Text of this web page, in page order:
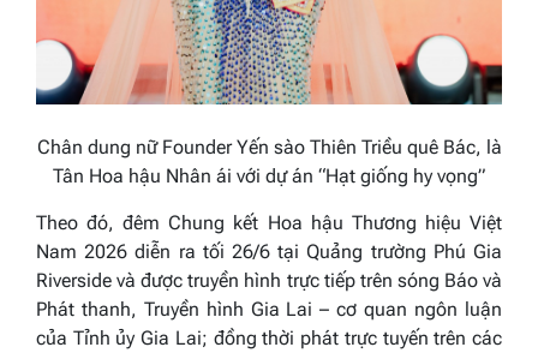
Chân dung nữ Founder Yến sào Thiên Triều quê Bác, là
Tân Hoa hậu Nhân ái với dự án “Hạt giống hy vọng”
Theo đó, đêm Chung kết Hoa hậu Thương hiệu Việt
Nam 2026 diễn ra tối 26/6 tại Quảng trường Phú Gia
Riverside và được truyền hình trực tiếp trên sóng Báo và
Phát thanh, Truyền hình Gia Lai – cơ quan ngôn luận
của Tỉnh ủy Gia Lai; đồng thời phát trực tuyến trên các